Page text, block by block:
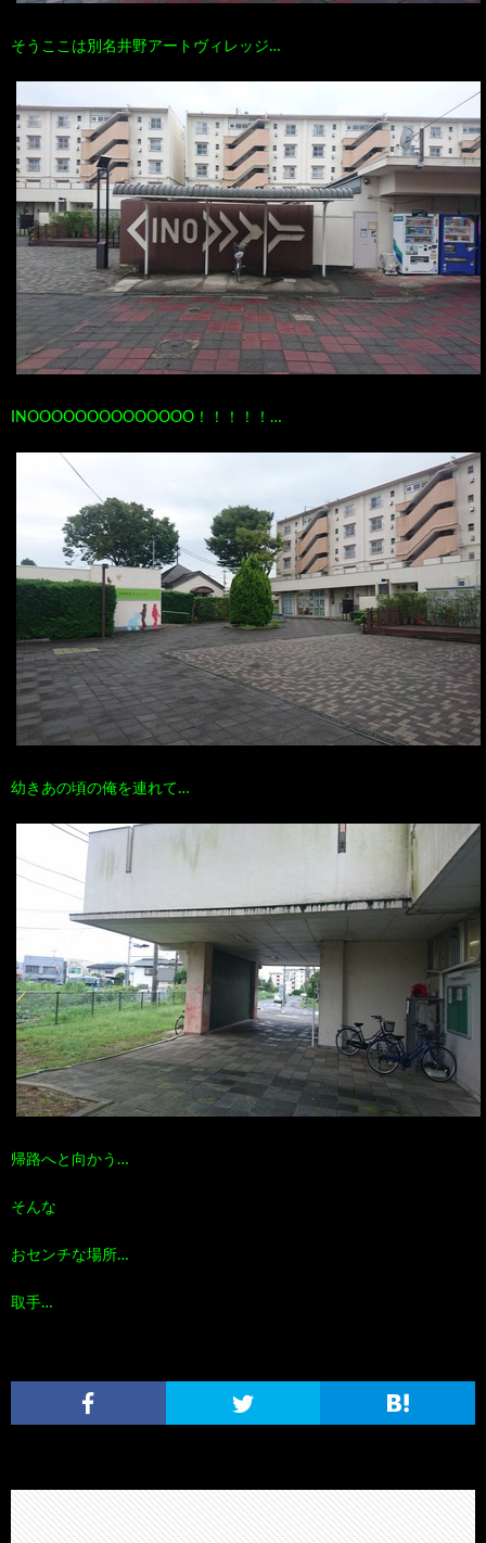
そうここは別名井野アートヴィレッジ…
INOOOOOOOOOOOOOO！！！！！…
幼きあの頃の俺を連れて…
帰路へと向かう…
そんな
おセンチな場所…
取手…